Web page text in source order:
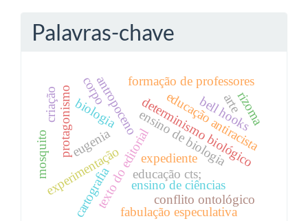
Palavras-chave
texto do editorial
eugenia ensino de biologia
determinismo biológico
antropoceno
expediente
educação cts;
ensino de ciências
educação antiracista
bell hooks
formação de professores
experimentação
protagonismobiologia
mosquito
conflito ontológico
fabulação especulativa
cartografia
rizoma
arte
corpo
criação